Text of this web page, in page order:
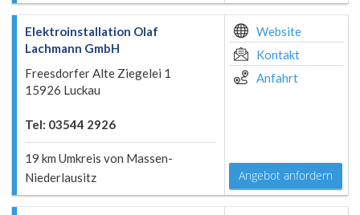
Elektroinstallation Olaf
Lachmann GmbH
Freesdorfer Alte Ziegelei 1
15926 Luckau
Tel: 03544 2926
19 km Umkreis von Massen-
Niederlausitz
Website
Kontakt
Anfahrt
Angebot anfordern